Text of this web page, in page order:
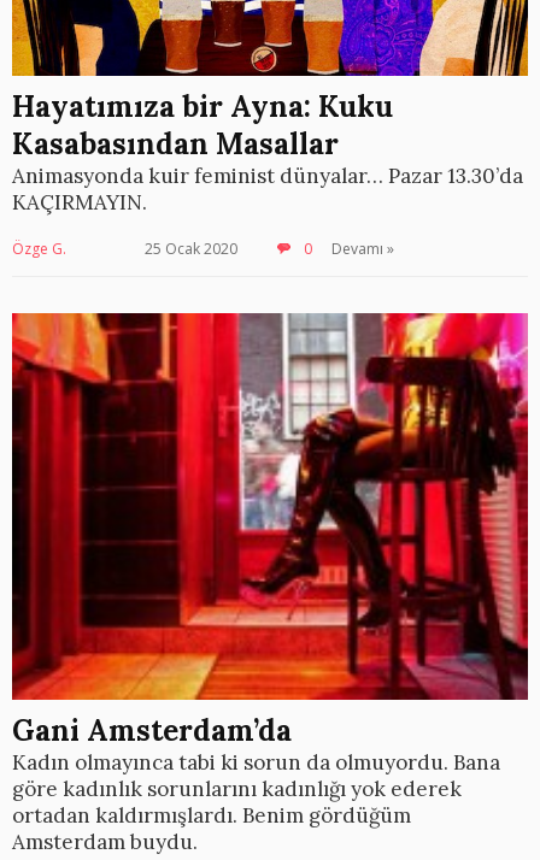
Hayatımıza bir Ayna: Kuku
Kasabasından Masallar
Animasyonda kuir feminist dünyalar… Pazar 13.30’da
KAÇIRMAYIN.
Özge G. 25 Ocak 2020 0 Devamı »
Gani Amsterdam’da
Kadın olmayınca tabi ki sorun da olmuyordu. Bana
göre kadınlık sorunlarını kadınlığı yok ederek
ortadan kaldırmışlardı. Benim gördüğüm
Amsterdam buydu.